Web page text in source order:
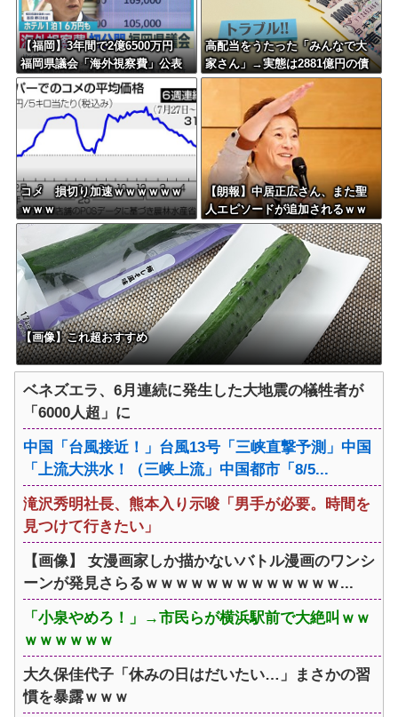
【福岡】3年間で2億6500万円
福岡県議会「海外視察費」公表
高配当をうたった「みんなで大
家さん」→実態は2881億円の債
務超過
コメ 損切り加速ｗｗｗｗｗｗ
ｗｗｗ
【朗報】中居正広さん、また聖
人エピソードが追加されるｗｗ
ｗｗｗ
【画像】これ超おすすめ
ベネズエラ、6月連続に発生した大地震の犠牲者が
「6000人超」に
中国「台風接近！」台風13号「三峡直撃予測」中国
「上流大洪水！（三峡上流」中国都市「8/5...
滝沢秀明社長、熊本入り示唆「男手が必要。時間を
見つけて行きたい」
【画像】 女漫画家しか描かないバトル漫画のワンシ
ーンが発見さらるｗｗｗｗｗｗｗｗｗｗｗｗｗ...
「小泉やめろ！」→市民らが横浜駅前で大絶叫ｗｗ
ｗｗｗｗｗｗ
大久保佳代子「休みの日はだいたい…」まさかの習
慣を暴露ｗｗｗ